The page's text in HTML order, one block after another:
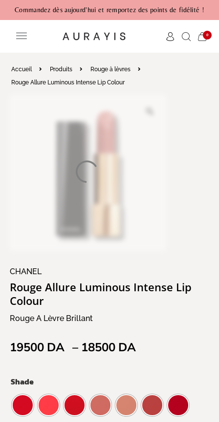
Commandez dès aujourd'hui et remportez des points de fidélité !
0
Accueil Produits
Rouge à lèvres
Rouge Allure Luminous Intense Lip Colour
CHANEL
Rouge Allure Luminous Intense Lip
Colour
Rouge A Lèvre Brillant
18500 DA
–
19500 DA
Shade